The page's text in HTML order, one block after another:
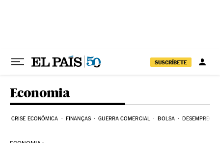
SUSCRÍBETE
Economia
CRISE ECONÔMICA FINANÇAS GUERRA COMERCIAL BOLSA DESEMPREGO